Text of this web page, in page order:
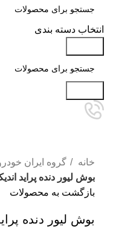
انتخاب دسته بندی
خانه
گروه ایران
بوش لیور دنده پراید اندیکو
بازگشت به محصولات
بوش لیور دنده پراید